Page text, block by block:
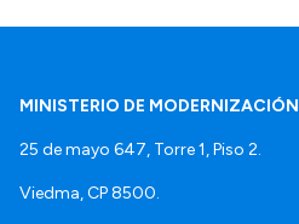
MINISTERIO DE MODERNIZACIÓN
25 de mayo 647, Torre 1, Piso 2.
Viedma, CP 8500.